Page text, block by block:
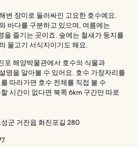
변 장미로 둘러싸인 고요한 호수예요.
바다를 구분하고 있으며, 여름에는
을 즐기는 곳이죠. 숲에는 철새가 둥지를
물고기 서식지이기도 해요.
포 해양박물관에서 호수의 식물과
명을 알아볼 수 있어요. 호수 가장자리를
따라가면 호수 전체를 직접 볼 수
시간이 없다면 북쪽 6km 구간만 따로
군 거진읍 화진포길 280